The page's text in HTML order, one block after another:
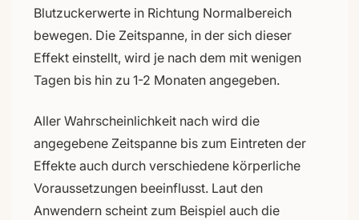
Blutzuckerwerte in Richtung Normalbereich
bewegen. Die Zeitspanne, in der sich dieser
Effekt einstellt, wird je nach dem mit wenigen
Tagen bis hin zu 1-2 Monaten angegeben.
Aller Wahrscheinlichkeit nach wird die
angegebene Zeitspanne bis zum Eintreten der
Effekte auch durch verschiedene körperliche
Voraussetzungen beeinflusst. Laut den
Anwendern scheint zum Beispiel auch die